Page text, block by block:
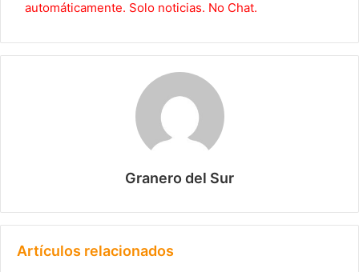
automáticamente. Solo noticias. No Chat.
Granero del Sur
Artículos relacionados